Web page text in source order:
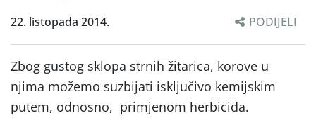
22. listopada 2014. PODIJELI
Zbog gustog sklopa strnih žitarica, korove u
njima možemo suzbijati isključivo kemijskim
putem, odnosno, primjenom herbicida.